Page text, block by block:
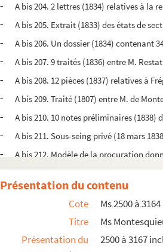
A bis 204. 2 lettres (1834) relatives à la
A bis 205. Extrait (1833) des états de
A bis 206. Un dossier (1834) contenant
A bis 207. 9 traités (1836) entre M.
A bis 208. 12 pièces (1837) relatives à
A bis 209. Traité (1807) entre M. de
A bis 210. 10 notes préliminaires
A bis 211. Sous-seing privé (18 mars
A bis 212. Modèle de la procuration
A bis 213. Traité (24 mars 1838) entre
A bis 214. 4 quittances et comptes
A bis 215. 2 copies de la procuration
A bis 216. Déclaration (1839) du sieur
A bis 217. Compte (1840) des rentes
Présentation du contenu
Cote
Ms 2500 à 3164
Titre
Ms
Présentation du
2500 à 3167